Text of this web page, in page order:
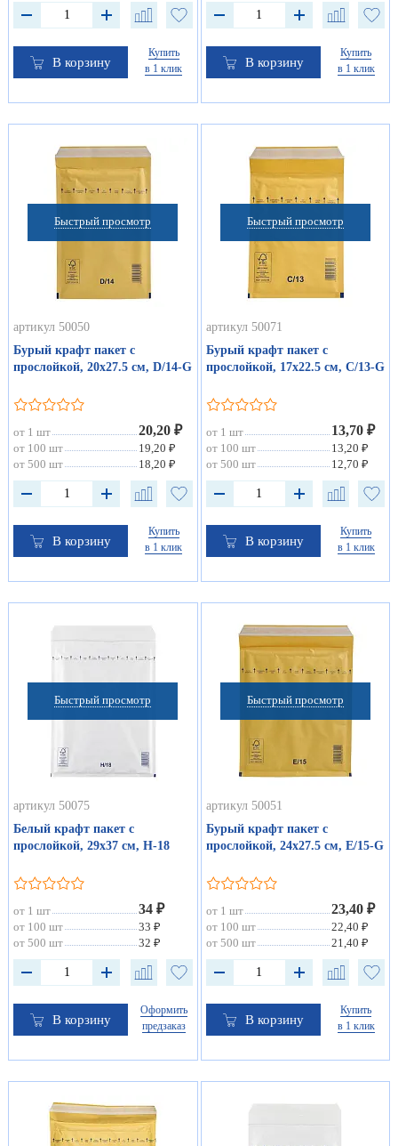
В корзину
Купить
в 1 клик
В корзину
Купить
в 1 клик
Быстрый просмотр
артикул 50050
Бурый крафт пакет с
прослойкой, 20х27.5 см, D/14-G
от 1 шт 20,20 ₽
от 100 шт
19,20 ₽
от 500 шт
18,20 ₽
В корзину
Купить
в 1 клик
Быстрый просмотр
артикул 50071
Бурый крафт пакет с
прослойкой, 17х22.5 см, C/13-G
от 1 шт 13,70 ₽
от 100 шт
13,20 ₽
от 500 шт
12,70 ₽
В корзину
Купить
в 1 клик
Быстрый просмотр
артикул 50075
Белый крафт пакет с
прослойкой, 29х37 см, Н-18
от 1 шт 34 ₽
от 100 шт
33 ₽
от 500 шт
32 ₽
В корзину
Оформить
предзаказ
Быстрый просмотр
артикул 50051
Бурый крафт пакет с
прослойкой, 24х27.5 см, Е/15-G
от 1 шт 23,40 ₽
от 100 шт
22,40 ₽
от 500 шт
21,40 ₽
В корзину
Купить
в 1 клик